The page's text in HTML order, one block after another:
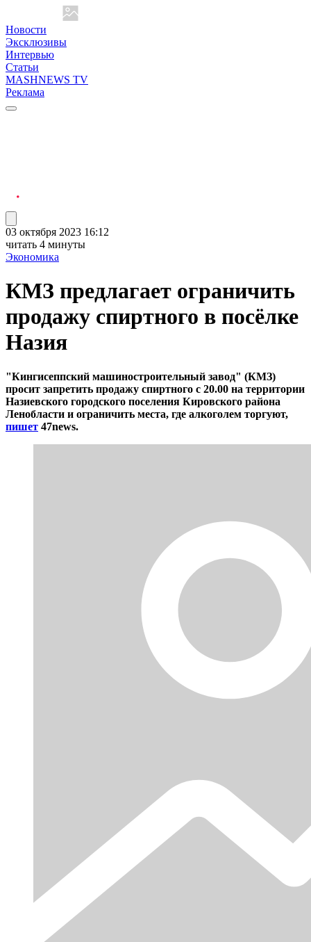
Новости
Эксклюзивы
Интервью
Статьи
MASHNEWS TV
Реклама
03 октября 2023 16:12
читать 4 минуты
Экономика
КМЗ предлагает ограничить
продажу спиртного в посёлке
Назия
"Кингисеппский машиностроительный завод" (КМЗ)
просит запретить продажу спиртного с 20.00 на территории
Назиевского городского поселения Кировского района
Ленобласти и ограничить места, где алкоголем торгуют,
пишет 47news.